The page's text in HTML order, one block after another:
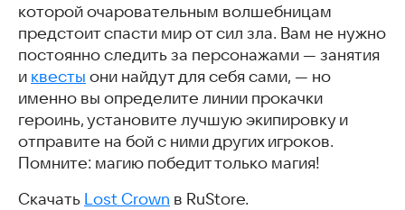
которой очаровательным волшебницам
предстоит спасти мир от сил зла. Вам не нужно
постоянно следить за персонажами — занятия
и квесты они найдут для себя сами, — но
именно вы определите линии прокачки
героинь, установите лучшую экипировку и
отправите на бой с ними других игроков.
Помните: магию победит только магия!
Скачать Lost Crown в RuStore.